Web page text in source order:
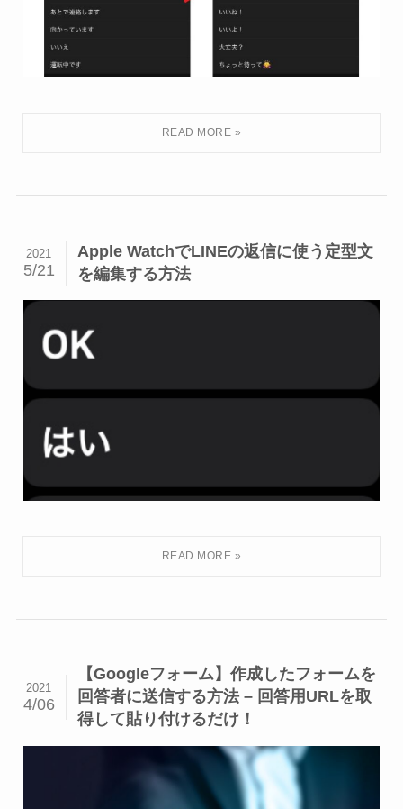
Apple WatchでLINEの返信に使う定型文
を編集する方法
2021
5/21
【Googleフォーム】作成したフォームを
回答者に送信する方法 – 回答用URLを取
得して貼り付けるだけ！
2021
4/06